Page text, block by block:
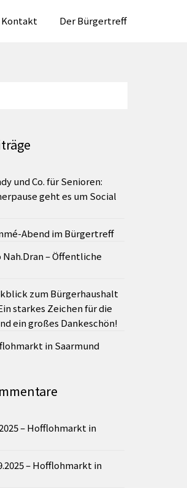
Kontakt Der Bürgertreff
und Co. für Senioren:
geht es um Social
Abend im Bürgertreff
Nah.Dran – Öffentliche
zum Bürgerhaushalt
starkes Zeichen für die
ein großes Dankeschön!
in Saarmund
– Hofflohmarkt in
– Hofflohmarkt in